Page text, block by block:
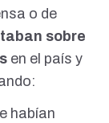
o de
sobre
en el país y
habían